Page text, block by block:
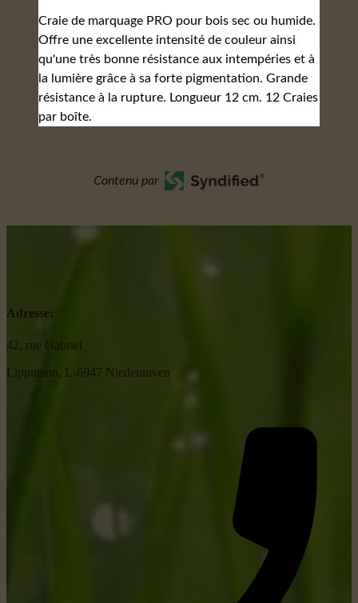
Craie de marquage PRO pour bois sec ou humide.
Offre une excellente intensité de couleur ainsi
qu'une très bonne résistance aux intempéries et à
la lumière grâce à sa forte pigmentation. Grande
résistance à la rupture. Longueur 12 cm. 12 Craies
par boîte.
Contenu par
Adresse:
42, rue Gabriel
Lippmann, L-6947 Niederanven